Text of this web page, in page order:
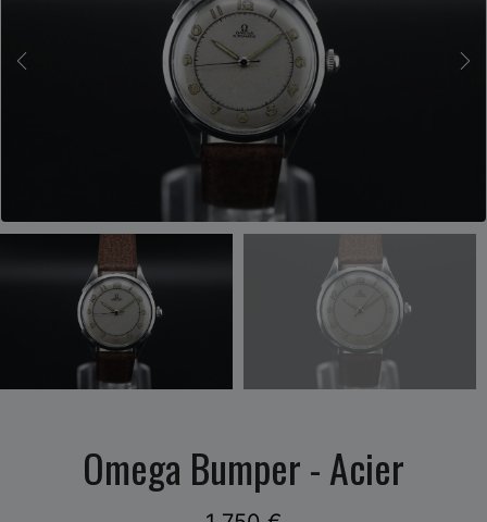
Omega Bumper - Acier